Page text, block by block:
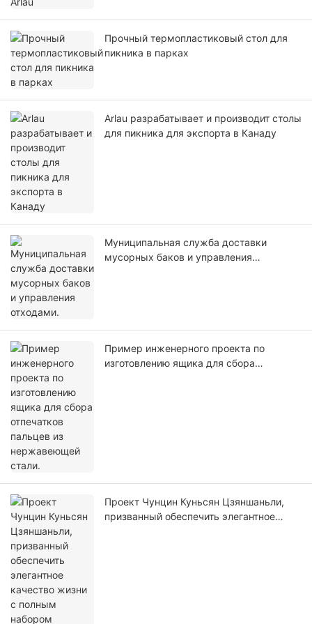
Прочный термопластиковый стол для
пикника в парках
Arlau разрабатывает и производит столы
для пикника для экспорта в Канаду
Муниципальная служба доставки
мусорных баков и управления
Пример инженерного проекта по
изготовлению ящика для сбора
Проект Чунцин Куньсян Цзяншаньли,
призванный обеспечить элегантное